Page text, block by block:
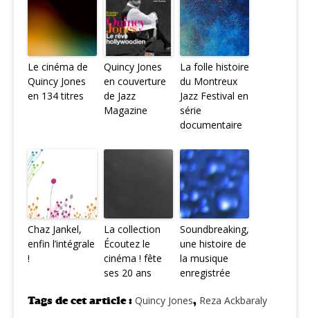
Le cinéma de
Quincy Jones
en 134 titres
Quincy Jones
en couverture
de Jazz
Magazine
La folle histoire
du Montreux
Jazz Festival en
série
documentaire
Chaz Jankel,
enfin l’intégrale
!
La collection
Écoutez le
cinéma ! fête
ses 20 ans
Soundbreaking,
une histoire de
la musique
enregistrée
Tags de cet article : Quincy Jones, Reza Ackbaraly